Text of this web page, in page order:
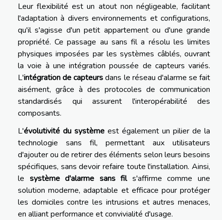
Leur flexibilité est un atout non négligeable, facilitant
l'adaptation à divers environnements et configurations,
qu'il s'agisse d'un petit appartement ou d'une grande
propriété. Ce passage au sans fil a résolu les limites
physiques imposées par les systèmes câblés, ouvrant
la voie à une intégration poussée de capteurs variés.
L'intégration de capteursdans le réseau d'alarme se fait
aisément, grâce à des protocoles de communication
standardisés qui assurent l'interopérabilité des
composants.
L'évolutivité du système est également un pilier de la
technologie sans fil, permettant aux utilisateurs
d'ajouter ou de retirer des éléments selon leurs besoins
spécifiques, sans devoir refaire toute l'installation. Ainsi,
le système d'alarme sans fils'affirme comme une
solution moderne, adaptable et efficace pour protéger
les domiciles contre les intrusions et autres menaces,
en alliant performance et convivialité d'usage.